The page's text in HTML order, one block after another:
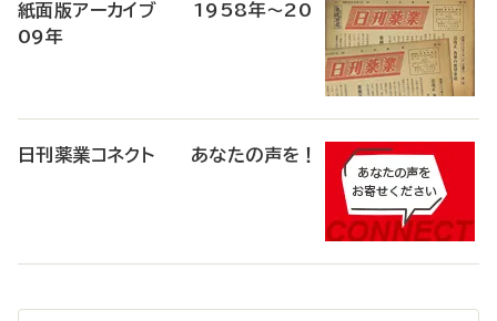
紙面版アーカイブ 1958年～20
09年
日刊薬業コネクト あなたの声を！